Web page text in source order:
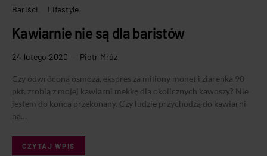
Bariści Lifestyle
Kawiarnie nie są dla baristów
24 lutego 2020 Piotr Mróz
Czy odwrócona osmoza, ekspres za miliony monet i ziarenka 90
pkt, zrobią z mojej kawiarni mekkę dla okolicznych kawoszy? Nie
jestem do końca przekonany. Czy ludzie przychodzą do kawiarni
na…
CZYTAJ WPIS